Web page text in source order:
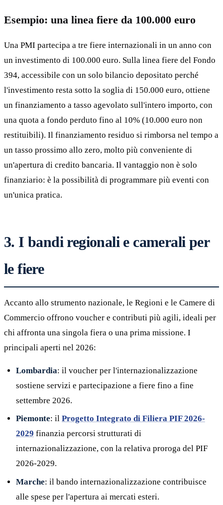
Esempio: una linea fiere da 100.000 euro
Una PMI partecipa a tre fiere internazionali in un anno con
un investimento di 100.000 euro. Sulla linea fiere del Fondo
394, accessibile con un solo bilancio depositato perché
l'investimento resta sotto la soglia di 150.000 euro, ottiene
un finanziamento a tasso agevolato sull'intero importo, con
una quota a fondo perduto fino al 10% (10.000 euro non
restituibili). Il finanziamento residuo si rimborsa nel tempo a
un tasso prossimo allo zero, molto più conveniente di
un'apertura di credito bancaria. Il vantaggio non è solo
finanziario: è la possibilità di programmare più eventi con
un'unica pratica.
3. I bandi regionali e camerali per
le fiere
Accanto allo strumento nazionale, le Regioni e le Camere di
Commercio offrono voucher e contributi più agili, ideali per
chi affronta una singola fiera o una prima missione. I
principali aperti nel 2026:
Lombardia: il voucher per l'internazionalizzazione
sostiene servizi e partecipazione a fiere fino a fine
settembre 2026.
Piemonte: il Progetto Integrato di Filiera PIF 2026-
2029 finanzia percorsi strutturati di
internazionalizzazione, con la relativa proroga del PIF
2026-2029.
Marche: il bando internazionalizzazione contribuisce
alle spese per l'apertura ai mercati esteri.